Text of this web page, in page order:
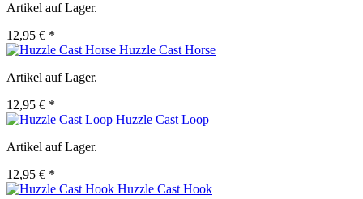
Artikel auf Lager.
12,95 € *
Huzzle Cast Horse
Artikel auf Lager.
12,95 € *
Huzzle Cast Loop
Artikel auf Lager.
12,95 € *
Huzzle Cast Hook